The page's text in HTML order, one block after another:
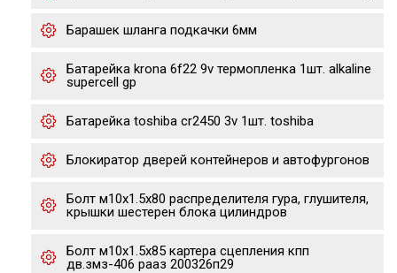
Барашек шланга подкачки 6мм
Батарейка krona 6f22 9v термопленка 1шт. alkaline
supercell gp
Батарейка toshiba cr2450 3v 1шт. toshiba
Блокиратор дверей контейнеров и автофургонов
Болт м10х1.5х80 распределителя гура, глушителя,
крышки шестерен блока цилиндров
Болт м10х1.5х85 картера сцепления кпп
дв.змз-406 рааз 200326п29